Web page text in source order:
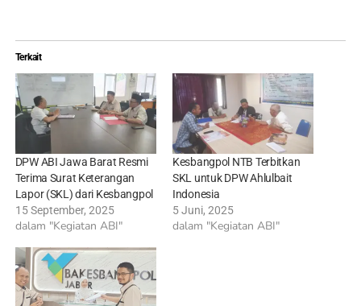
Terkait
DPW ABI Jawa Barat Resmi
Terima Surat Keterangan
Lapor (SKL) dari Kesbangpol
15 September, 2025
dalam "Kegiatan ABI"
Kesbangpol NTB Terbitkan
SKL untuk DPW Ahlulbait
Indonesia
5 Juni, 2025
dalam "Kegiatan ABI"